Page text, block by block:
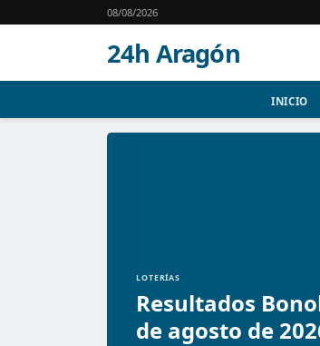
08/08/2026
24h Aragón
INICIO
LOTERÍAS
Resultados
de agosto de